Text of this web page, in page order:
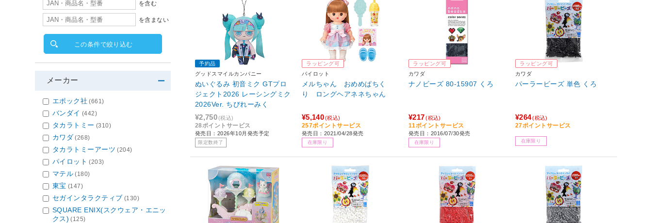
予約品
グッドスマイルカンパニー
ぬいぐるみ 初音ミク GTプロ
ジェクト2026 レーシングミク
2026Ver. ちびれーみく
¥2,750(税込)
28ポイントサービス
発売日：2026年10月発売予定
限定数終了
ラッピング可
パイロット
メルちゃん おめめぱちく
り ロングヘアネネちゃん
¥5,140(税込)
257ポイントサービス
発売日：2021/04/28発売
在庫限り
ラッピング可
カワダ
ナノビーズ 80-15907 くろ
¥217 (税込)
11ポイントサービス
発売日：2016/07/30発売
在庫限り
ラッピング可
カワダ
パーラービーズ 単色 くろ
¥264(税込)
27ポイントサービス
在庫限り
を含む
を含まない
この条件で絞り込む
メーカー
エポック社 (661)
バンダイ (442)
タカラトミー (310)
カワダ (268)
タカラトミーアーツ (204)
パイロット (203)
マテル (180)
東宝 (147)
セガインタラクティブ (130)
SQUARE ENIX(スクウェア・エニッ
クス) (125)